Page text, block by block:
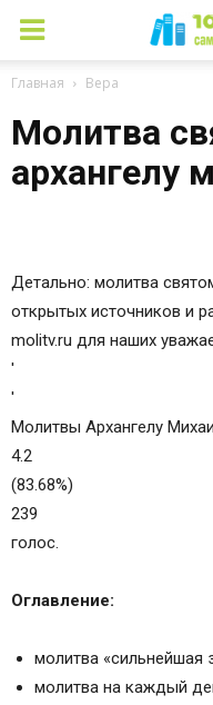
Главная Вера
Молитва
архангелу
Детально: молитва
открытых источников и
molitv.ru для наших
'
'
Молитвы Архангелу
4.2
(83.68%)
239
голос.
Оглавление:
молитва «сильнейшая
молитва на каждый